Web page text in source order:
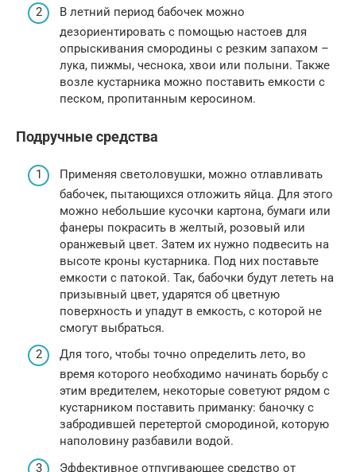
В летний период бабочек можно
дезориентировать с помощью настоев для
опрыскивания смородины с резким запахом –
лука, пижмы, чеснока, хвои или полыни. Также
возле кустарника можно поставить емкости с
песком, пропитанным керосином.
Подручные средства
Применяя светоловушки, можно отлавливать
бабочек, пытающихся отложить яйца. Для этого
можно небольшие кусочки картона, бумаги или
фанеры покрасить в желтый, розовый или
оранжевый цвет. Затем их нужно подвесить на
высоте кроны кустарника. Под них поставьте
емкости с патокой. Так, бабочки будут лететь на
призывный цвет, ударятся об цветную
поверхность и упадут в емкость, с которой не
смогут выбраться.
Для того, чтобы точно определить лето, во
время которого необходимо начинать борьбу с
этим вредителем, некоторые советуют рядом с
кустарником поставить приманку: баночку с
забродившей перетертой смородиной, которую
наполовину разбавили водой.
Эффективное отпугивающее средство от